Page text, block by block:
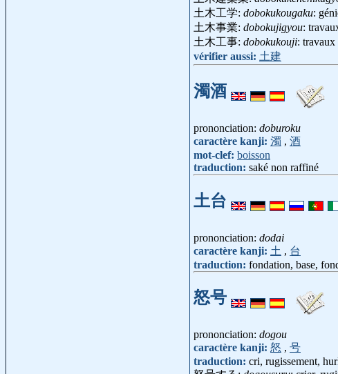
土木工学: dobokukougaku:
土木事業: dobokujigyou:
土木工事: dobokukouji:
vérifier aussi: 土建
濁酒
prononciation: doburoku
caractère kanji: 濁 , 酒
mot-clef: boisson
traduction: saké non raffiné
土台
prononciation: dodai
caractère kanji: 土 , 台
traduction: fondation, base,
怒号
prononciation: dogou
caractère kanji: 怒 , 号
traduction: cri, rugissement,